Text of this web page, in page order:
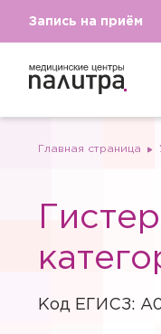
Запись на приём
Главная страница
Код ЕГИСЗ: